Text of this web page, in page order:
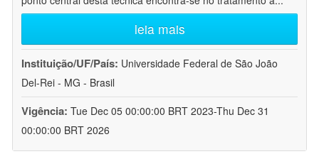
leia mais
Instituição/UF/País: Universidade Federal de São João
Del-Rei - MG - Brasil
Vigência: Tue Dec 05 00:00:00 BRT 2023-Thu Dec 31
00:00:00 BRT 2026